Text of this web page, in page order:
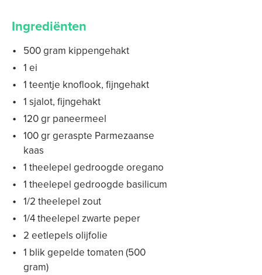
Ingrediënten
500 gram kippengehakt
1 ei
1 teentje knoflook, fijngehakt
1 sjalot, fijngehakt
120 gr paneermeel
100 gr geraspte Parmezaanse
kaas
1 theelepel gedroogde oregano
1 theelepel gedroogde basilicum
1/2 theelepel zout
1/4 theelepel zwarte peper
2 eetlepels olijfolie
1 blik gepelde tomaten (500
gram)